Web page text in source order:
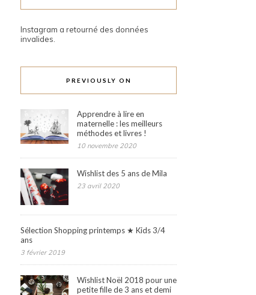
Instagram a retourné des données
invalides.
PREVIOUSLY ON
Apprendre à lire en
maternelle : les meilleurs
méthodes et livres !
10 novembre 2020
Wishlist des 5 ans de Mila
23 avril 2020
Sélection Shopping printemps ★ Kids 3/4
ans
3 février 2019
Wishlist Noël 2018 pour une
petite fille de 3 ans et demi